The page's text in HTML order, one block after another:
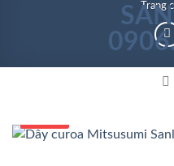
Trang